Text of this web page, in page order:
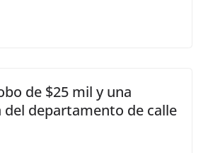
de $25 mil y una
departamento de calle